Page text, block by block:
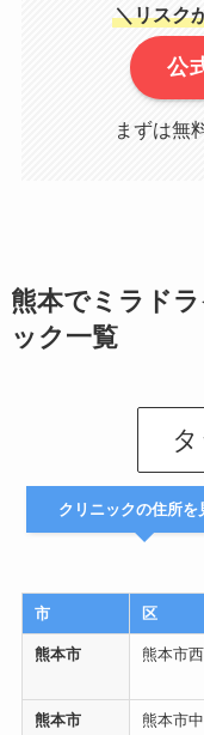
＼リスク
公
まずは無
熊本でミラド
ック一覧
クリニックの住所を
市 区
熊本市 熊本市
熊本市
熊本市